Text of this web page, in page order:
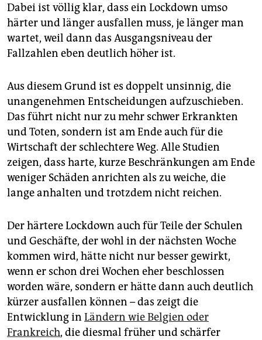
Dabei ist völlig klar, dass ein Lockdown umso
härter und länger ausfallen muss, je länger man
wartet, weil dann das Ausgangsniveau der
Fallzahlen eben deutlich höher ist.
Aus diesem Grund ist es doppelt unsinnig, die
unangenehmen Entscheidungen aufzuschieben.
Das führt nicht nur zu mehr schwer Erkrankten
und Toten, sondern ist am Ende auch für die
Wirtschaft der schlechtere Weg. Alle Studien
zeigen, dass harte, kurze Beschränkungen am Ende
weniger Schäden anrichten als zu weiche, die
lange anhalten und trotzdem nicht reichen.
Der härtere Lockdown auch für Teile der Schulen
und Geschäfte, der wohl in der nächsten Woche
kommen wird, hätte nicht nur besser gewirkt,
wenn er schon drei Wochen eher beschlossen
worden wäre, sondern er hätte dann auch deutlich
kürzer ausfallen können – das zeigt die
Entwicklung in Ländern wie Belgien oder
Frankreich, die diesmal früher und schärfer